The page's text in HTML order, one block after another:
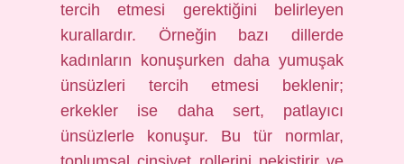
tercih etmesi gerektiğini belirleyen
kurallardır. Örneğin bazı dillerde
kadınların konuşurken daha yumuşak
ünsüzleri tercih etmesi beklenir;
erkekler ise daha sert, patlayıcı
ünsüzlerle konuşur. Bu tür normlar,